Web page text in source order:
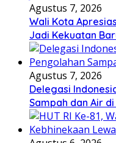
Agustus 7, 2026
Wali Kota
Jadi Kekuatan
Agustus 7, 2026
Delegasi
Sampah dan Air di